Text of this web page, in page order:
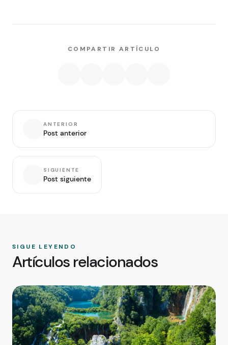
COMPARTIR ARTÍCULO
ANTERIOR
Post anterior
SIGUIENTE
Post siguiente
SIGUE LEYENDO
Artículos relacionados